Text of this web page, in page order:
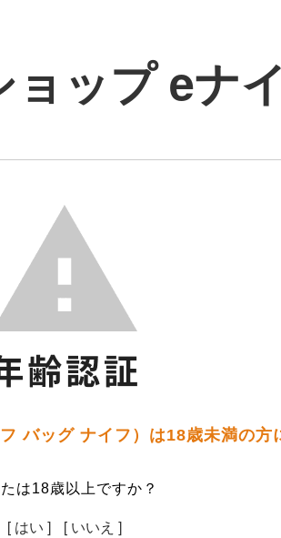
ップ eナ
バッグ ナイフ）は18歳未満の方
は18歳以上ですか？
[ はい ] [ いいえ ]